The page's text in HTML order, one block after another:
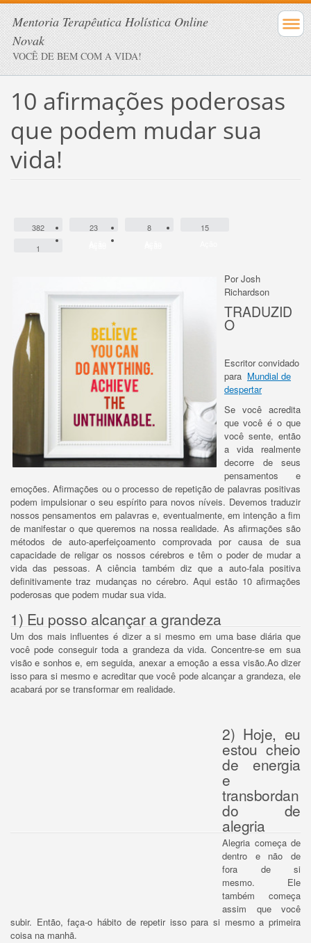
Mentoria Terapêutica Holística Online
Novak
VOCÊ DE BEM COM A VIDA!
10 afirmações poderosas
que podem mudar sua
vida!
382
23
8
15
1
Por Josh
Richardson
TRADUZID
O
Escritor convidado
para Mundial de
despertar
Se você acredita
que você é o que
você sente, então
a vida realmente
decorre de seus
pensamentos e
emoções.Afirmações ou o processo de repetição de palavras positivas
podem impulsionar o seu espírito para novos níveis. Devemos traduzir
nossos pensamentos em palavras e, eventualmente, em intenção a fim
de manifestar o que queremos na nossa realidade. As afirmações são
métodos de auto-aperfeiçoamento comprovada por causa de sua
capacidade de religar os nossos cérebros e têm o poder de mudar a
vida das pessoas. A ciência também diz que a auto-fala positiva
definitivamente traz mudanças no cérebro. Aqui estão 10 afirmações
poderosas que podem mudar sua vida.
1) Eu posso alcançar a grandeza
Um dos mais influentes é dizer a si mesmo em uma base diária que
você pode conseguir toda a grandeza da vida.Concentre-se em sua
visão e sonhos e, em seguida, anexar a emoção a essa visão.Ao dizer
isso para si mesmo e acreditar que você pode alcançar a grandeza, ele
acabará por se transformar em realidade.
2) Hoje, eu
estou cheio
de energia
e
transbordan
do de
alegria
Alegria começa de
dentro e não de
fora de si
mesmo. Ele
também começa
assim que você
subir. Então, faça-o hábito de repetir isso para si mesmo a primeira
coisa na manhã.